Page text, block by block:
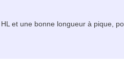
et une bonne longueur à pique,